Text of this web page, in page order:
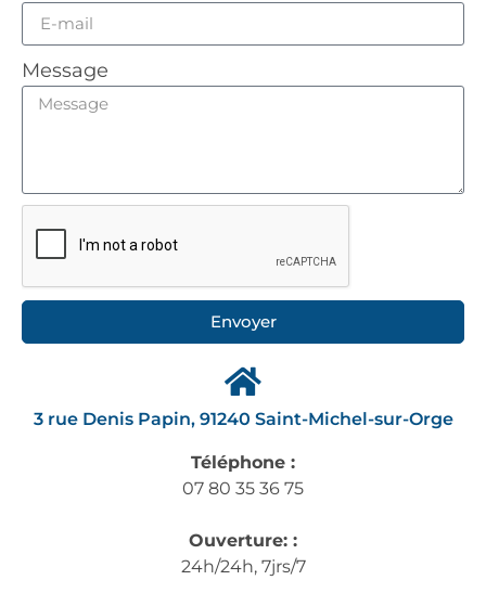
Message
Envoyer
3 rue Denis Papin, 91240 Saint-Michel-sur-Orge
Téléphone :
07 80 35 36 75
Ouverture: :
24h/24h, 7jrs/7